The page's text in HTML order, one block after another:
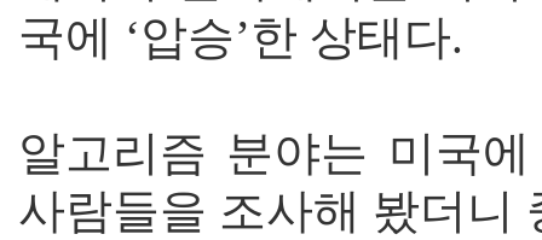
국에 ‘압승’한 상태다.
알고리즘 분야는 미국
사람들을 조사해 봤더니